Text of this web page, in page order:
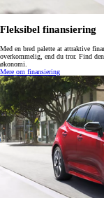
Fleksibel finansiering
Med en bred palette at attraktive
overkommelig, end du tror. Find
økonomi.
Mere om finansiering